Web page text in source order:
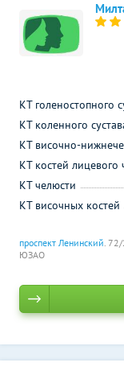
проспект Ленинский. 72/
ЮЗАО
КТ голеностопного
КТ коленного
КТ височно-
КТ костей лицевого
КТ челюсти
КТ височных костей